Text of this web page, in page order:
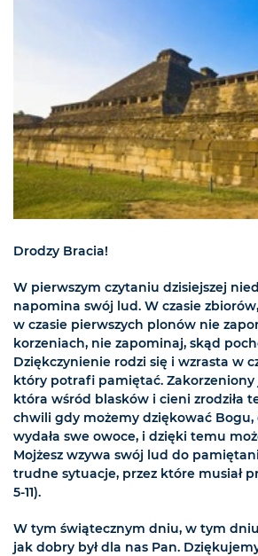
Drodzy Bracia!
W pierwszym czytaniu dzisiejszej
napomina swój lud. W czasie
w czasie pierwszych plonów nie
korzeniach, nie zapominaj, skąd
Dziękczynienie rodzi się i wzrasta w
który potrafi pamiętać. Zakorzeniony
która wśród blasków i cieni zrodziła
chwili gdy możemy dziękować Bogu,
wydała swe owoce, i dzięki temu
Mojżesz wzywa swój lud do
trudne sytuacje, przez które musiał
5-11).
W tym świątecznym dniu, w tym
jak dobry był dla nas Pan.